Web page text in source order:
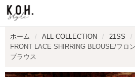
ホーム ALL COLLECTION
21SS
FRONT LACE SHIRRING BLOUSE/フロ
ブラウス